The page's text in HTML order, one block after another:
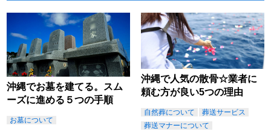
沖縄でお墓を建てる。スム
ーズに進める５つの手順
お墓について
沖縄で人気の散骨☆業者に
頼む方が良い5つの理由
自然葬について
葬送サービス
葬送マナーについて